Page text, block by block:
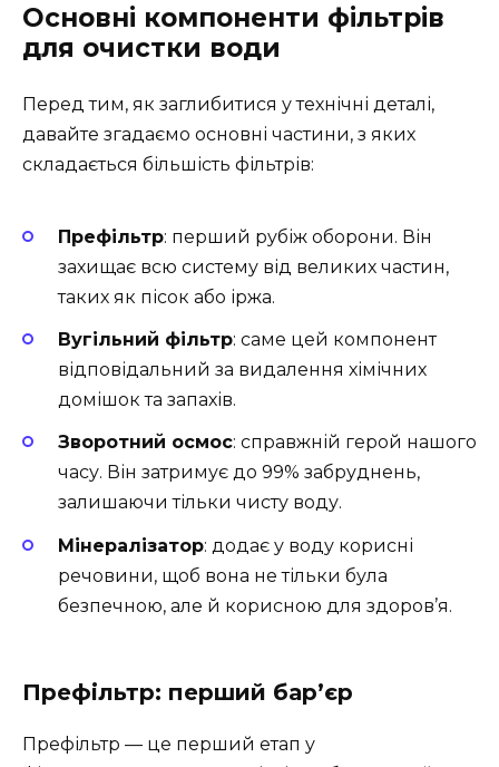
Основні компоненти фільтрів
для очистки води
Перед тим, як заглибитися у технічні деталі,
давайте згадаємо основні частини, з яких
складається більшість фільтрів:
Префільтр: перший рубіж оборони. Він
захищає всю систему від великих частин,
таких як пісок або іржа.
Вугільний фільтр: саме цей компонент
відповідальний за видалення хімічних
домішок та запахів.
Зворотний осмос: справжній герой нашого
часу. Він затримує до 99% забруднень,
залишаючи тільки чисту воду.
Мінералізатор: додає у воду корисні
речовини, щоб вона не тільки була
безпечною, але й корисною для здоров’я.
Префільтр: перший бар’єр
Префільтр — це перший етап у